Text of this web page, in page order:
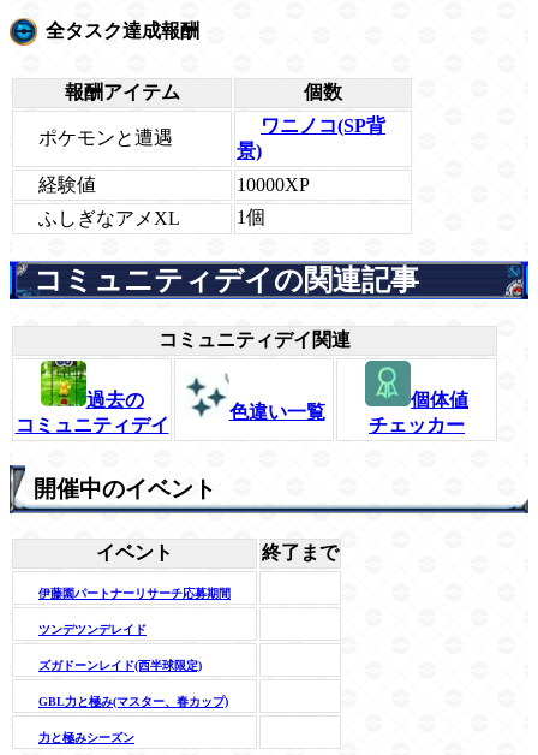
全タスク達成報酬
報酬アイテム 個数
ポケモンと遭遇
ワニノコ(SP背
景)
経験値
10000XP
ふしぎなアメXL
1個
コミュニティデイの関連記事
コミュニティデイ関連
過去の
コミュニティデイ
色違い一覧
個体値
チェッカー
開催中のイベント
イベント 終了まで
伊藤園パートナーリサーチ応募期間
ツンデツンデレイド
ズガドーンレイド(西半球限定)
GBL力と極み(マスター、春カップ)
力と極みシーズン